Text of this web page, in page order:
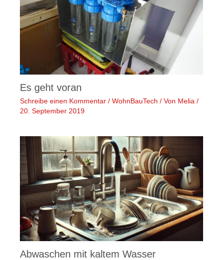
Es geht voran
Schreibe einen Kommentar / WohnBauTech / Von Melia /
20. September 2019
Abwaschen mit kaltem Wasser